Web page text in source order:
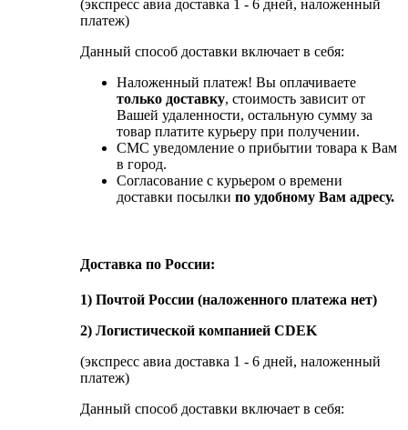
(экспресс авиа доставка 1 - 6 дней, наложенный
платеж)
Данный способ доставки включает в себя:
Наложенный платеж! Вы оплачиваете
только доставку, стоимость зависит от
Вашей удаленности, остальную сумму за
товар платите курьеру при получении.
СМС уведомление о прибытии товара к Вам
в город.
Согласование с курьером о времени
доставки посылки по удобному Вам адресу.
Доставка по России:
1) Почтой России (наложенного платежа нет)
2) Логистической компанией CDEK
(экспресс авиа доставка 1 - 6 дней, наложенный
платеж)
Данный способ доставки включает в себя: